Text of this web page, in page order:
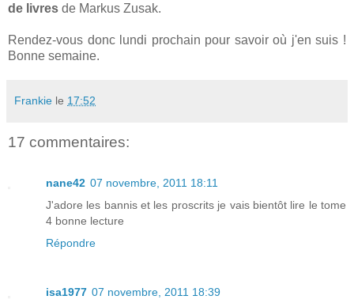
de livres de Markus Zusak.
Rendez-vous donc lundi prochain pour savoir où j'en suis !
Bonne semaine.
Frankie le 17:52
17 commentaires:
nane42 07 novembre, 2011 18:11
J'adore les bannis et les proscrits je vais bientôt lire le tome
4 bonne lecture
Répondre
isa1977 07 novembre, 2011 18:39